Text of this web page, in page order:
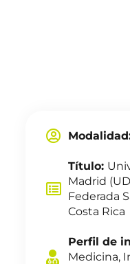
Título:
Madrid
Federada
Costa Rica
Perfil de
Medicina,